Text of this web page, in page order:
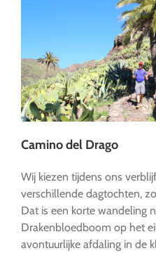
Camino del Drago
Wij kiezen tijdens ons
verschillende dagtochten,
Dat is een korte wandeling
Drakenbloedboom op het
avontuurlijke afdaling in de